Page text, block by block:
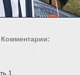
Комментарии:
1